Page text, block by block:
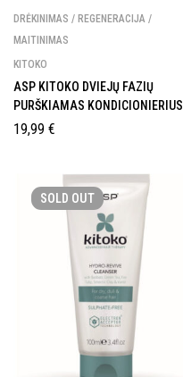
DRĖKINIMAS / REGENERACIJA /
MAITINIMAS
KITOKO
ASP KITOKO DVIEJŲ FAZIŲ
PURŠKIAMAS KONDICIONIERIUS
19,99 €
SOLD OUT